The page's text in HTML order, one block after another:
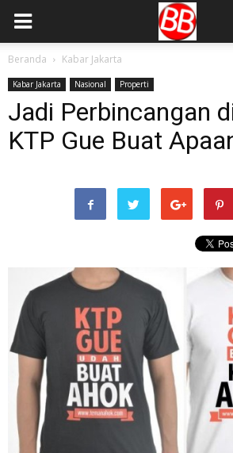
Beranda Kabar Jakarta
Kabar Jakarta Nasional Properti
Jadi Perbincangan
KTP Gue Buat